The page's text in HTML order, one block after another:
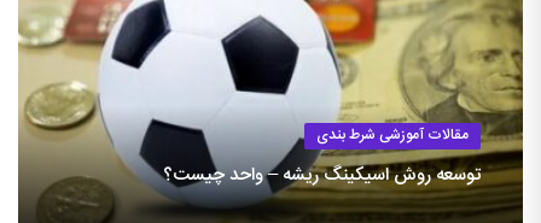
مقالات آموزشی شرط بندی
توسعه روش اسیکینگ ریشه – واحد چیست؟